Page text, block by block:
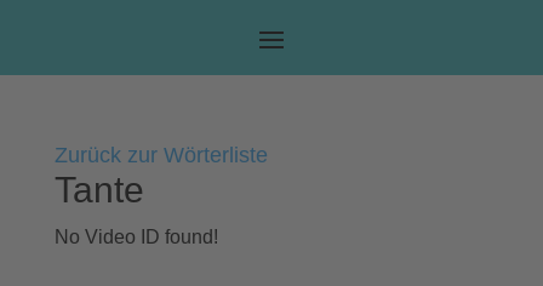
Zurück zur Wörterliste
Tante
No Video ID found!